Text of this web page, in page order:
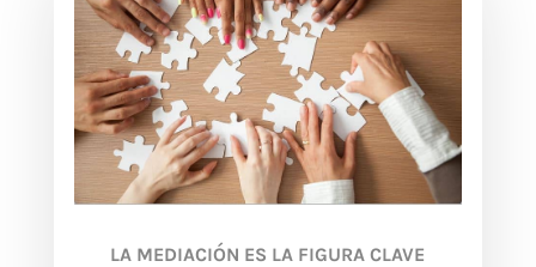
LA MEDIACIÓN ES LA FIGURA CLAVE